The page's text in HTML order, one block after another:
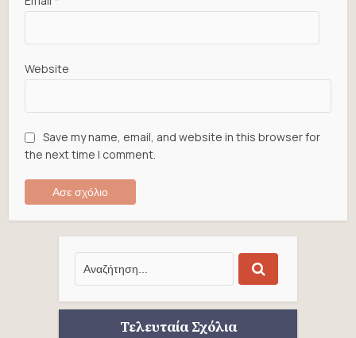
Website
Save my name, email, and website in this browser for
the next time I comment.
Τελευταία Σχόλια